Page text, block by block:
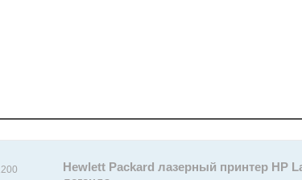
Hewlett Packard лазерный принтер HP